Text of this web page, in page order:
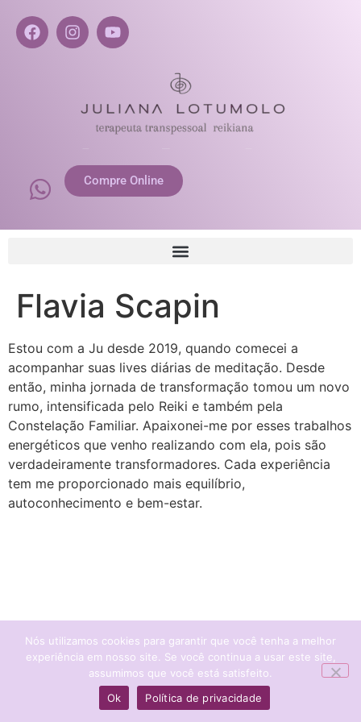
Compre Online
Flavia Scapin
Estou com a Ju desde 2019, quando comecei a
acompanhar suas lives diárias de meditação. Desde
então, minha jornada de transformação tomou um novo
rumo, intensificada pelo Reiki e também pela
Constelação Familiar. Apaixonei-me por esses trabalhos
energéticos que venho realizando com ela, pois são
verdadeiramente transformadores. Cada experiência
tem me proporcionado mais equilíbrio,
autoconhecimento e bem-estar.
Nós utilizamos cookies para garantir que você tenha a melhor
experiência em nosso site. Se você continua a usar este site,
assumimos que você está satisfeito.
Ok
Política de privacidade